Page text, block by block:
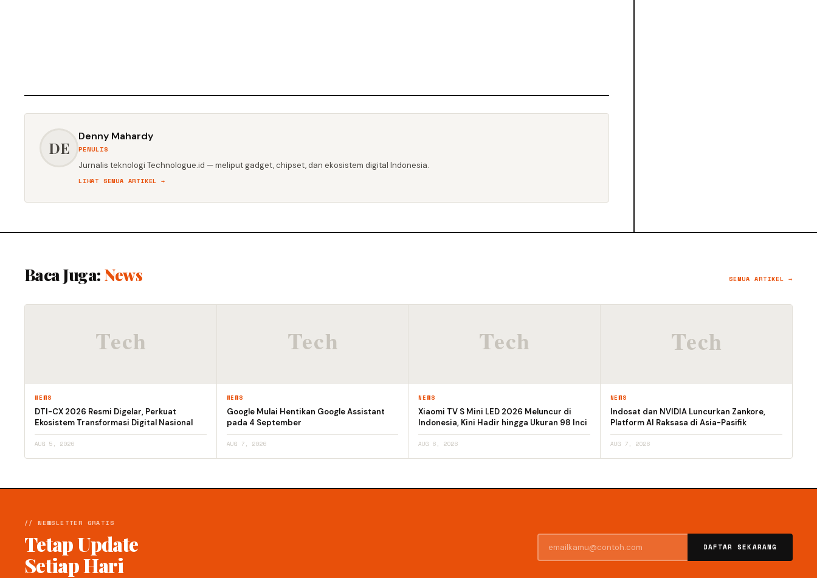
DE
Denny Mahardy
PENULIS
Jurnalis teknologi Technologue.id — meliput gadget, chipset, dan ekosistem digital Indonesia.
LIHAT SEMUA ARTIKEL →
Baca Juga: News SEMUA ARTIKEL →
NEWS
DTI-CX 2026 Resmi Digelar, Perkuat
Ekosistem Transformasi Digital Nasional
AUG 5, 2026
NEWS
Google Mulai Hentikan Google Assistant
pada 4 September
AUG 7, 2026
NEWS
Xiaomi TV S Mini LED 2026 Meluncur di
Indonesia, Kini Hadir hingga Ukuran 98 Inci
AUG 6, 2026
NEWS
Indosat dan NVIDIA Luncurkan Zankore,
Platform AI Raksasa di Asia-Pasifik
AUG 7, 2026
// NEWSLETTER GRATIS
Tetap Update
Setiap Hari
DAFTAR SEKARANG